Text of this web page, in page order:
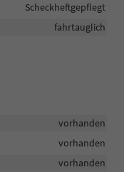
Scheckheftgepflegt
fahrtauglich
vorhanden
vorhanden
vorhanden